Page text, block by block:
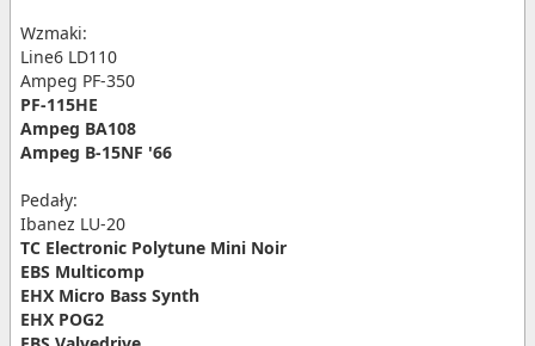
Wzmaki:
Line6 LD110
Ampeg PF-350
PF-115HE
Ampeg BA108
Ampeg B-15NF '66
Pedały:
Ibanez LU-20
TC Electronic Polytune Mini Noir
EBS Multicomp
EHX Micro Bass Synth
EHX POG2